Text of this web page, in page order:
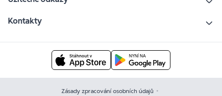
Kontakty
Zásady zpracování osobních údajů